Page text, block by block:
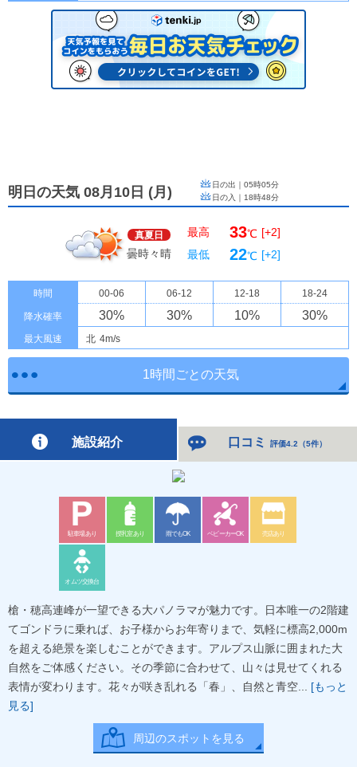
明日の天気 08月10日 (月 ) 日の出｜ 05時05分
日の入｜ 18時48分
真夏日
曇時々晴
最高 33℃ [+2]
最低
22℃ [+2]
時間 00-06 06-12 12-18 18-24
降水確率 30% 30% 10% 30%
最大風速 北 4m/s
1時間ごとの天気
施設紹介 口コミ 評価4.2 （5件）
駐車場あり 授乳室あり 雨でもOK ベビーカーOK 売店あり
オムツ交換台
槍・穂高連峰が一望できる大パノラマが魅力です。日本唯一の2階建
てゴンドラに乗れば、お子様からお年寄りまで、気軽に標高2,000m
を超える絶景を楽しむことができます。アルプス山脈に囲まれた大
自然をご体感ください。その季節に合わせて、山々は見せてくれる
表情が変わります。花々が咲き乱れる「春」、自然と青空... [もっと
見る]
周辺のスポットを見る